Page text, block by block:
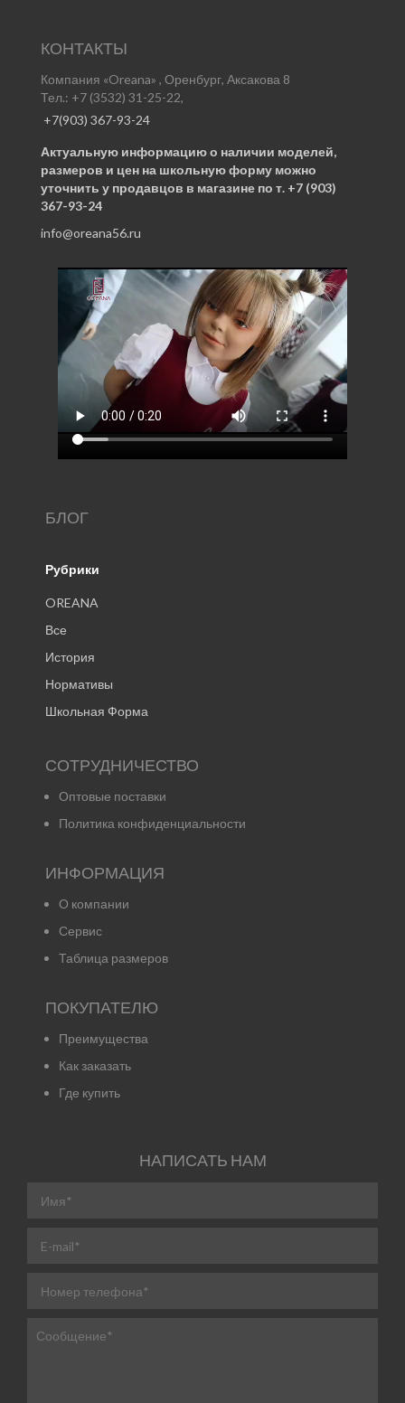
КОНТАКТЫ
Компания «Oreana» , Оренбург, Аксакова 8
Тел.: +7 (3532) 31-25-22,
+7(903) 367-93-24
Актуальную информацию о наличии моделей,
размеров и цен на школьную форму можно
уточнить у продавцов в магазине по т. +7 (903)
367-93-24
info@oreana56.ru
БЛОГ
Рубрики
OREANA
Все
История
Нормативы
Школьная Форма
СОТРУДНИЧЕСТВО
Оптовые поставки
Политика конфиденциальности
ИНФОРМАЦИЯ
О компании
Сервис
Таблица размеров
ПОКУПАТЕЛЮ
Преимущества
Как заказать
Где купить
НАПИСАТЬ НАМ